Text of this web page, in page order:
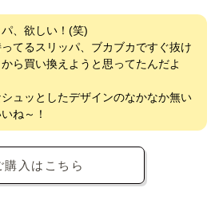
パ、欲しい！(笑)
てるスリッパ、ブカブカですぐ抜け
ら買い換えようと思ってたんだよ
シュッとしたデザインのなかなか無い
ね～！
購入はこちら